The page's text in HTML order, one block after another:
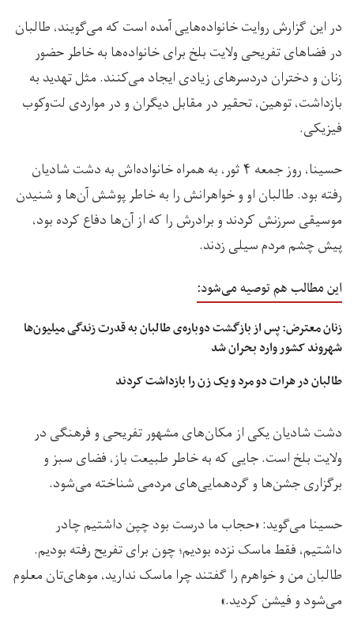
در این گزارش روایت خانواده‌هایی آمده است که می‌گویند، طالبان
در فضاهای تفریحی ولایت بلخ برای خانواده‌ها به خاطر حضور
زنان و دختران دردسرهای زیادی ایجاد می‌کنند. مثل تهدید به
بازداشت، توهین، تحقیر در مقابل دیگران و در مواردی لت‌وکوب
فیزیکی.
حسینا، روز جمعه ۴ ثور، به همراه خانواده‌اش به دشت شادیان
رفته بود. طالبان او و خواهرانش را به خاطر پوشش آن‌ها و شنیدن
موسیقی سرزنش کردند و برادرش را که از آن‌ها دفاع کرده بود،
پیش چشم مردم سیلی زدند.
این مطالب هم توصیه می‌شود:
زنان معترض: پس از بازگشت دوباره‌ی طالبان به قدرت زندگی میلیون‌ها
شهروند کشور وارد بحران شد
طالبان در هرات دو مرد و یک زن را بازداشت کردند
دشت شادیان یکی از مکان‌های مشهور تفریحی و فرهنگی در
ولایت بلخ است. جایی که به خاطر طبیعت باز، فضای سبز و
برگزاری جشن‌ها و گردهمایی‌های مردمی شناخته می‌شود.
حسینا می‌گوید: «حجاب ما درست بود چپن داشتیم چادر
داشتیم، فقط ماسک نزده بودیم؛ چون برای تفریح رفته بودیم.
طالبان من و خواهرم را گفتند چرا ماسک ندارید، موهای‌تان معلوم
می‌شود و فیشن کردید.»